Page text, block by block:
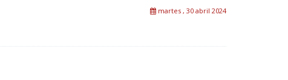
martes , 30 abril 2024